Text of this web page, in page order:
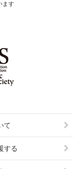
ます
て
する